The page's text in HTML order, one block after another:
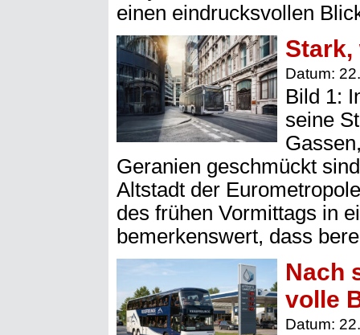
einen eindrucksvollen
Stark,
Datum:
Bild 1:
seine
Geranien geschmückt
Altstadt der
des frühen Vormittags in
bemerkenswert, dass
Nach
volle
Datum: